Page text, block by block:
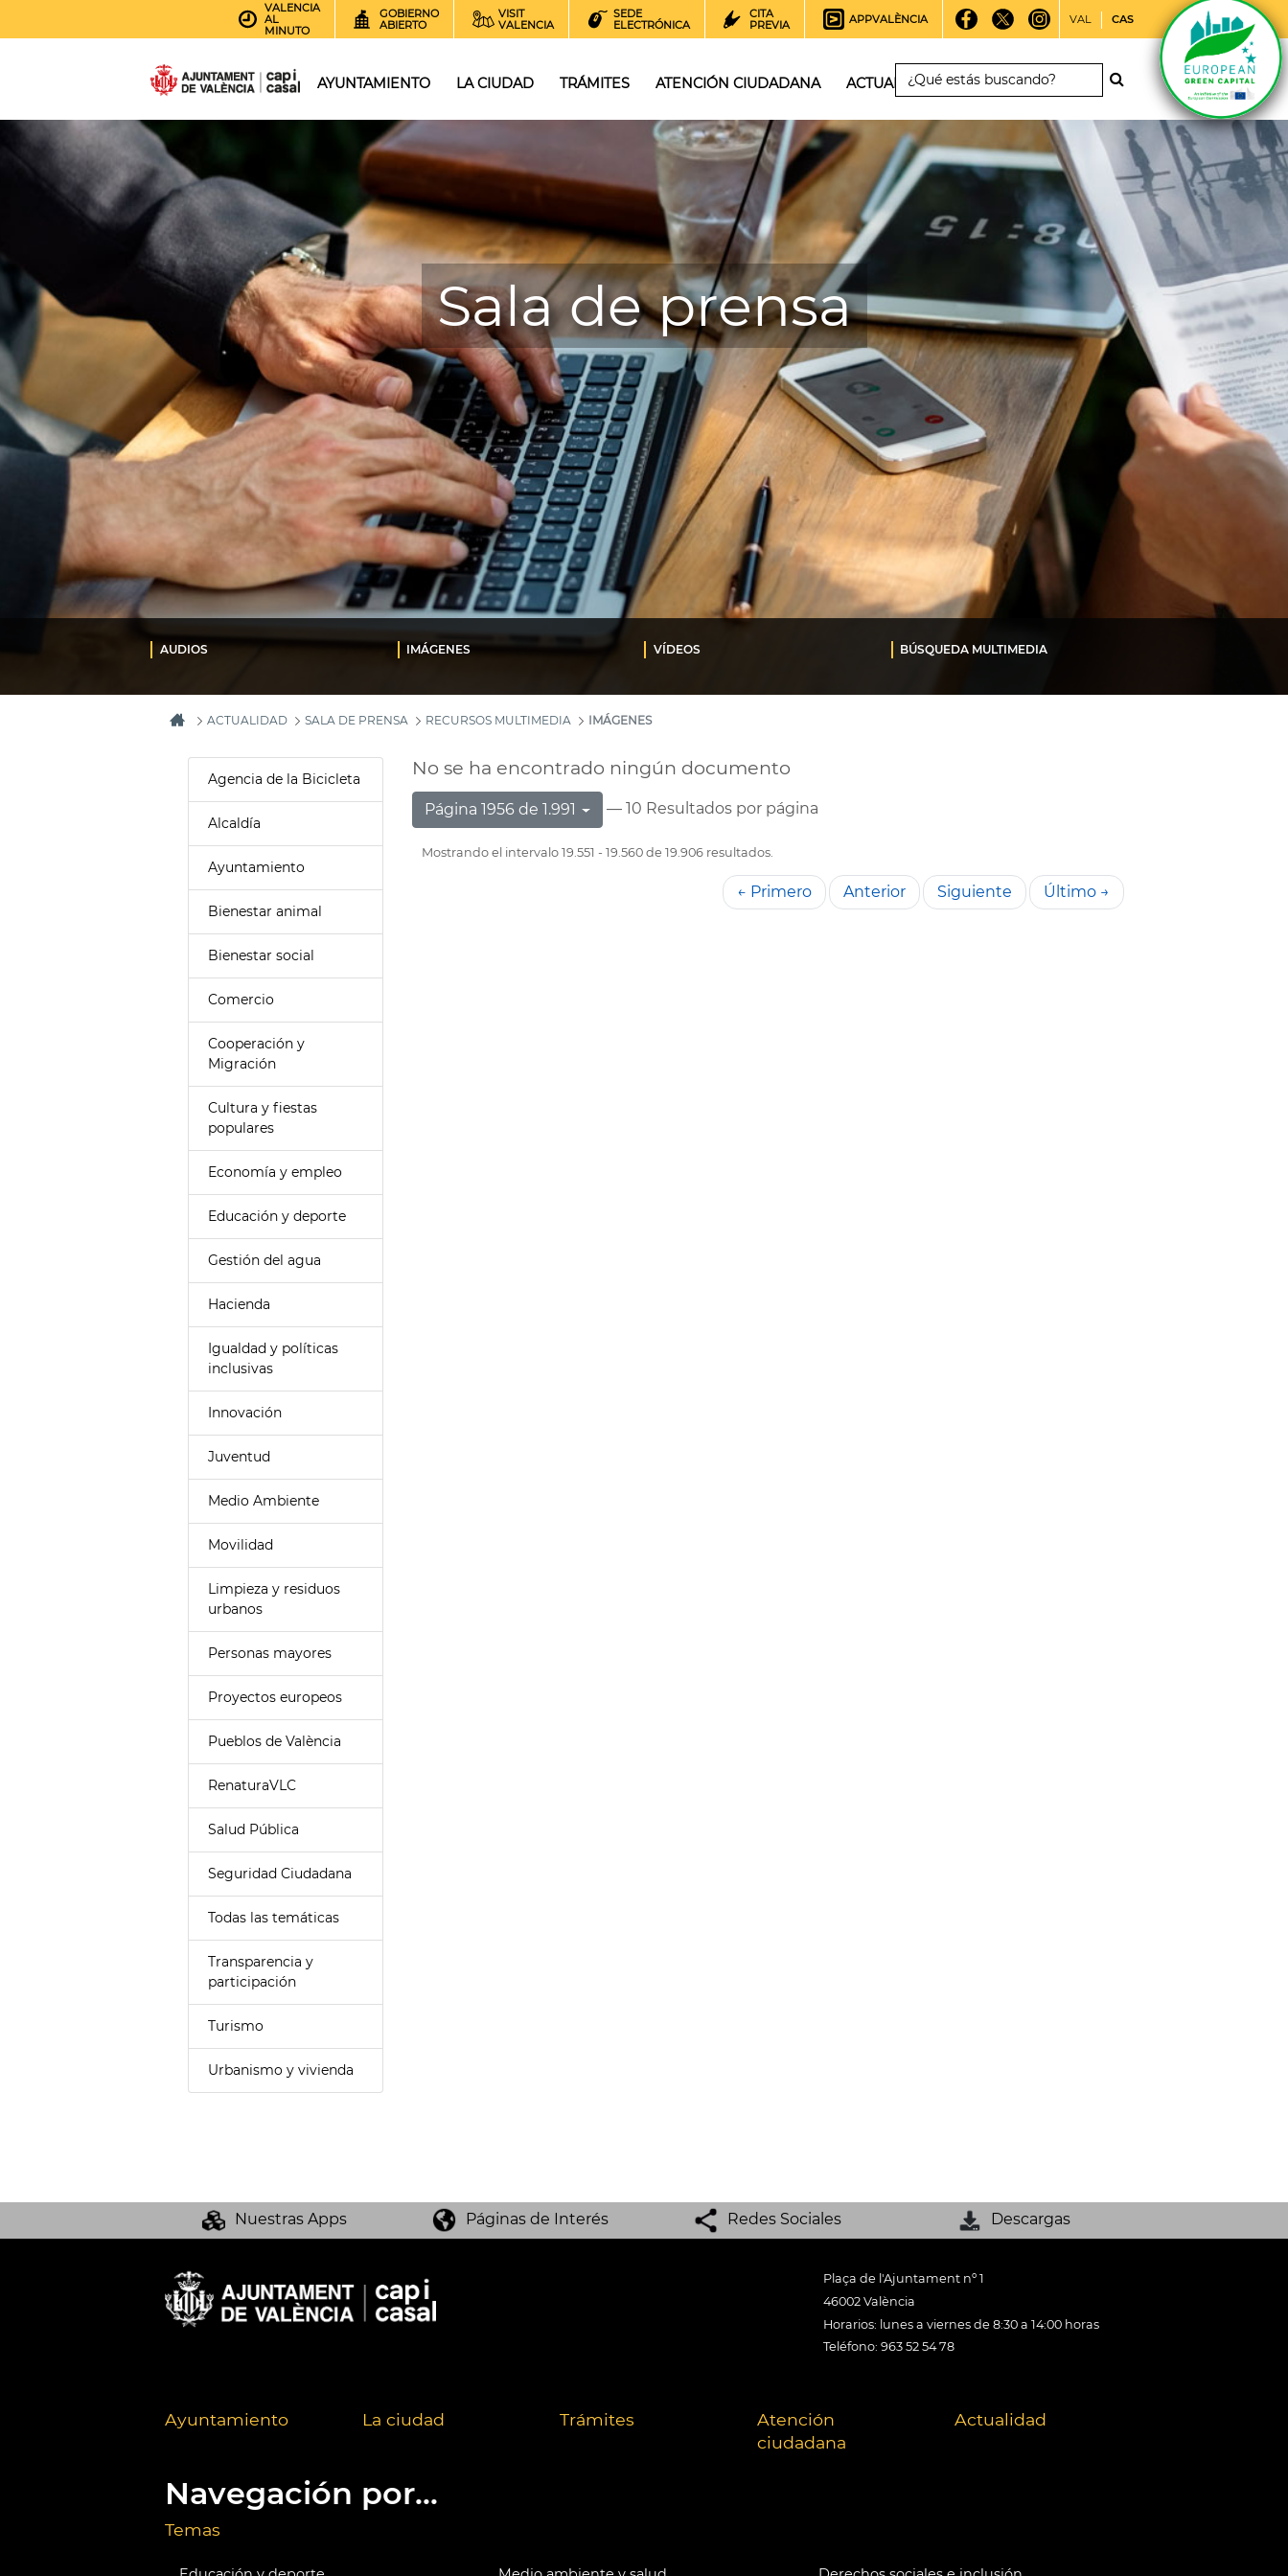
VALENCIA
AL
MINUTO
GOBIERNO
ABIERTO
VISIT
VALENCIA
SEDE
ELECTRÓNICA
CITA
PREVIA
APPVALÈNCIA VAL CAS
AYUNTAMIENTO LA CIUDAD TRÁMITES ATENCIÓN CIUDADANA ACTUALIDAD
Sala de prensa
AUDIOS IMÁGENES VÍDEOS BÚSQUEDA MULTIMEDIA
ACTUALIDAD SALA DE PRENSA RECURSOS MULTIMEDIA IMÁGENES
Agencia de la Bicicleta
Alcaldía
Ayuntamiento
Bienestar animal
Bienestar social
Comercio
Cooperación y
Migración
Cultura y fiestas
populares
Economía y empleo
Educación y deporte
Gestión del agua
Hacienda
Igualdad y políticas
inclusivas
Innovación
Juventud
Medio Ambiente
Movilidad
Limpieza y residuos
urbanos
Personas mayores
Proyectos europeos
Pueblos de València
RenaturaVLC
Salud Pública
Seguridad Ciudadana
Todas las temáticas
Transparencia y
participación
Turismo
Urbanismo y vivienda
No se ha encontrado ningún documento
Página 1956 de 1.991 — 10 Resultados por página
Mostrando el intervalo 19.551 - 19.560 de 19.906 resultados.
← Primero Anterior Siguiente Último →
Nuestras Apps Páginas de Interés Redes Sociales Descargas
Plaça de l'Ajuntament nº 1
46002 València
Horarios: lunes a viernes de 8:30 a 14:00 horas
Teléfono: 963 52 54 78
Ayuntamiento La ciudad Trámites
Atención
ciudadana
Actualidad
Navegación por...
Temas